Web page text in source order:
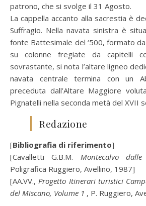
patrono, che si svolge il 31 Agosto.
La cappella accanto alla sacrestia è
Suffragio. Nella navata sinistra è
fonte Battesimale del ‘500, formato
su colonne fregiate da capitelli
sovrastante, si nota l’altare ligneo
navata centrale termina con un
preceduta dall’Altare Maggiore
Pignatelli nella seconda metà del XVII
Redazione
[Bibliografia di riferimento]
[Cavalletti G.B.M. Montecalvo
Poligrafica Ruggiero, Avellino, 1987]
[AA.VV.,Progetto Itinerari turistici
del Miscano, Volume 1 , P. Ruggiero,